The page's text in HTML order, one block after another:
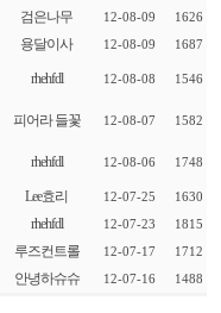
검은나무 12-08-09 1626
용달이사 12-08-09 1687
rhehfdl 12-08-08 1546
피어라 들꽃 12-08-07 1582
rhehfdl 12-08-06 1748
Lee효리 12-07-25 1630
rhehfdl 12-07-23 1815
루즈컨트롤 12-07-17 1712
안녕하슈슈 12-07-16 1488